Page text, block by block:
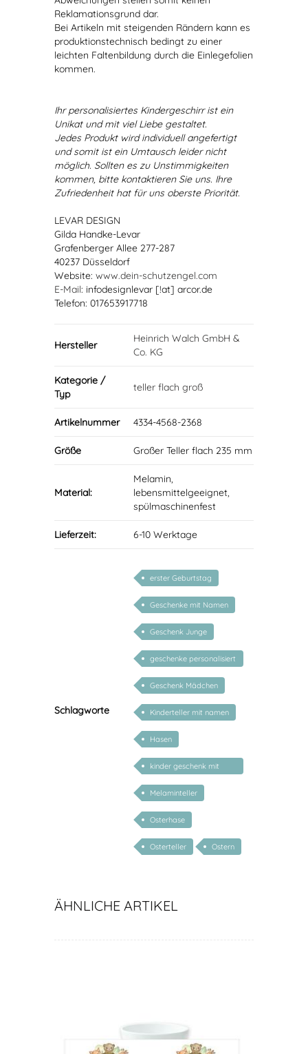
Reklamationsgrund dar.
Bei Artikeln mit steigenden Rändern kann es
produktionstechnisch bedingt zu einer
leichten Faltenbildung durch die Einlegefolien
kommen.
Ihr personalisiertes Kindergeschirr ist ein
Unikat und mit viel Liebe gestaltet.
Jedes Produkt wird individuell angefertigt
und somit ist ein Umtausch leider nicht
möglich. Sollten es zu Unstimmigkeiten
kommen, bitte kontaktieren Sie uns. Ihre
Zufriedenheit hat für uns oberste Priorität.
LEVAR DESIGN
Gilda Handke-Levar
Grafenberger Allee 277-287
40237 Düsseldorf
Website: www.dein-schutzengel.com
E-Mail: infodesignlevar [!at] arcor.de
Telefon: 017653917718
Hersteller
Heinrich Walch GmbH &
Co. KG
Kategorie /
Typ
teller flach groß
Artikelnummer 4334-4568-2368
Größe Großer Teller flach 235 mm
Material:
Melamin,
lebensmittelgeeignet,
spülmaschinenfest
Lieferzeit: 6-10 Werktage
Schlagworte
erster Geburtstag
Geschenke mit Namen
Geschenk Junge
geschenke personalisiert
kinder
Geschenk Mädchen
Kinderteller mit namen
Hasen
kinder geschenk mit
namen
Melaminteller
Osterhase
Osterteller Ostern
ÄHNLICHE ARTIKEL